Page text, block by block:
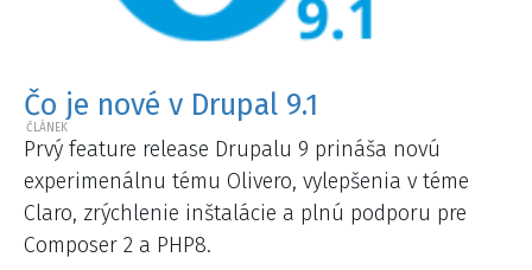
Čo je nové v Drupal 9.1
Prvý feature release Drupalu 9 prináša novú
experimenálnu tému Olivero, vylepšenia v téme
Claro, zrýchlenie inštalácie a plnú podporu pre
Composer 2 a PHP8.